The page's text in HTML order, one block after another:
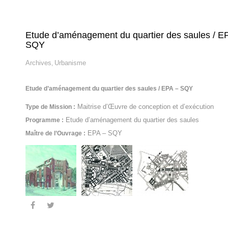
Etude d’aménagement du quartier des saules /
SQY
Archives, Urbanisme
Etude d’aménagement du quartier des saules / EPA – SQY
Type de Mission : Maitrise d’Œuvre de conception et d’exécution
Programme : Etude d’aménagement du quartier des saules
Maître de l’Ouvrage : EPA – SQY